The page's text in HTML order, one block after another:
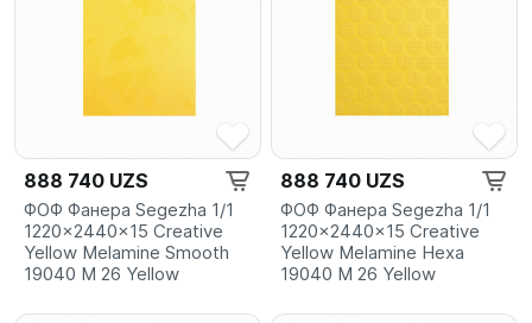
888 740 UZS
ФОФ Фанера Segezha 1/1
1220x2440x15 Creative
Yellow Melamine Smooth
19040 M 26 Yellow
888 740 UZS
ФОФ Фанера Segezha 1/1
1220x2440x15 Creative
Yellow Melamine Hexa
19040 M 26 Yellow